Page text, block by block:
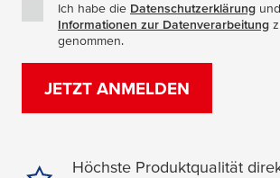
Ich habe die Datenschutzerklärung
Informationen zur Datenverarbeitung
genommen.
JETZT ANMELDEN
Höchste Produktqualität